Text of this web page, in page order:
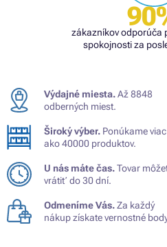
zákazníkov odporúča
spokojnosti za
Výdajné miesta.Až 8848
odberných miest.
Široký výber. Ponúkame viac
ako 40000 produktov.
U nás máte čas.Tovar
vrátiť do 30 dní.
Odmeníme Vás.Za každý
nákup získate vernostné